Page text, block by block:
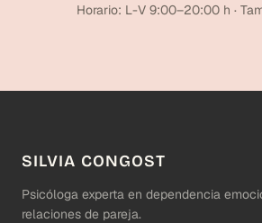
Horario: L-V 9:00–20:00 h ·
SILVIA CONGOST
Psicóloga experta en dependencia
relaciones de pareja.